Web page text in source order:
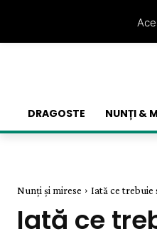
DRAGOSTE NUNȚI &
Nunți și mirese Iată ce trebuie
Iată ce